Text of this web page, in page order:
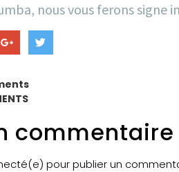
nous vous ferons signe
commentaire
pour publier un